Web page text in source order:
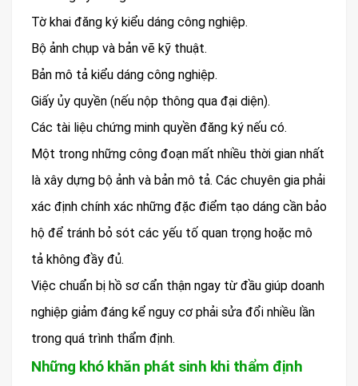
Tờ khai đăng ký kiểu dáng công nghiệp.
Bộ ảnh chụp và bản vẽ kỹ thuật.
Bản mô tả kiểu dáng công nghiệp.
Giấy ủy quyền (nếu nộp thông qua đại diện).
Các tài liệu chứng minh quyền đăng ký nếu có.
Một trong những công đoạn mất nhiều thời gian nhất
là xây dựng bộ ảnh và bản mô tả. Các chuyên gia phải
xác định chính xác những đặc điểm tạo dáng cần bảo
hộ để tránh bỏ sót các yếu tố quan trọng hoặc mô
tả không đầy đủ.
Việc chuẩn bị hồ sơ cẩn thận ngay từ đầu giúp doanh
nghiệp giảm đáng kể nguy cơ phải sửa đổi nhiều lần
trong quá trình thẩm định.
Những khó khăn phát sinh khi thẩm định